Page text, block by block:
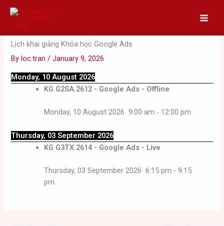
content
Lịch khai giảng Khóa học Google Ads
Byloc.tran/January 9, 2026
Monday, 10 August 2026
KG G2SA.2612 - Google Ads - Offline
Monday, 10 August 2026 9:00 am - 12:00 pm
Thursday, 03 September 2026
KG G3TX.2614 - Google Ads - Live
Thursday, 03 September 2026 6:15 pm -9:15
pm